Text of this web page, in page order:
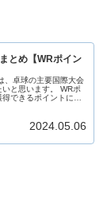
とめ【WRポイン
、卓球の主要国際大会
と思います。 WRポ
できるポイントにつ
2024.05.06